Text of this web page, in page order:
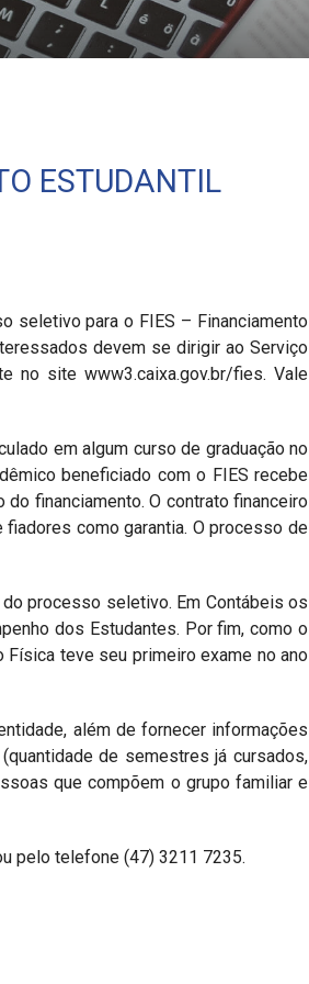
ESTUDANTIL
seletivo para o FIES – Financiamento
devem se dirigir ao Serviço
no site www3.caixa.gov.br/fies. Vale
em algum curso de graduação no
beneficiado com o FIES recebe
financiamento. O contrato financeiro
como garantia. O processo de
processo seletivo. Em Contábeis os
dos Estudantes. Por fim, como o
Física teve seu primeiro exame no ano
além de fornecer informações
de semestres já cursados,
que compõem o grupo familiar e
pelo telefone (47) 3211 7235.